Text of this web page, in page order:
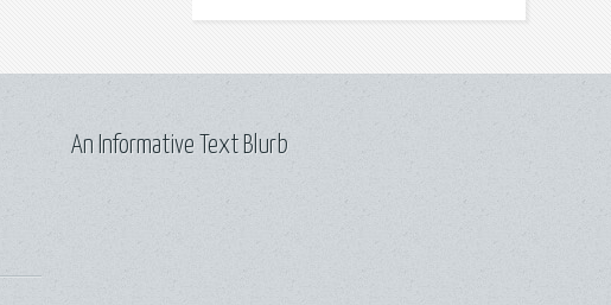
An Informative Text Blurb